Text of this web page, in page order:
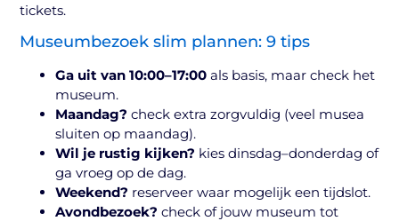
tickets.
Museumbezoek slim plannen: 9 tips
Ga uit van 10:00–17:00 als basis, maar check het
museum.
Maandag? check extra zorgvuldig (veel musea
sluiten op maandag).
Wil je rustig kijken? kies dinsdag–donderdag of
ga vroeg op de dag.
Weekend? reserveer waar mogelijk een tijdslot.
Avondbezoek? check of jouw museum tot